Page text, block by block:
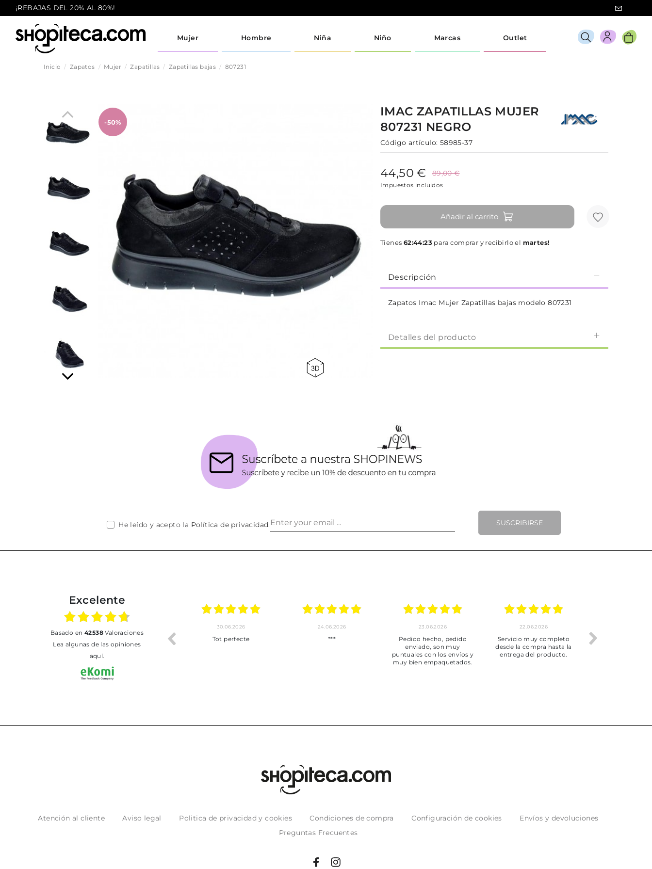
¡REBAJAS DEL 20% AL 80%!
Mujer Hombre Niña Niño Marcas Outlet
Inicio Zapatos Mujer Zapatillas Zapatillas bajas 807231
-50%
IMAC ZAPATILLAS MUJER
807231 NEGRO
Código artículo: 58985-37
44,50 € 89,00 €
Impuestos incluidos
Añadir al carrito
Tienes 62:44:23 para comprar y recibirlo el martes!
Descripción
Zapatos Imac Mujer Zapatillas bajas modelo 807231
Detalles del producto
SUSCRIBIRSE
He leído y acepto la Política de privacidad.
Excelente
basado en 42538Valoraciones
Lea algunas de las opiniones
aquí.
30.06.2026
Tot perfecte
24.06.2026
***
23.06.2026
Pedido hecho, pedido
enviado, son muy
puntuales con los envíos y
muy bien empaquetados.
22.06.2026
Servicio muy completo
desde la compra hasta la
entrega del producto.
Atención al cliente Aviso legal Politica de privacidad y cookies Condiciones de compra Configuración de cookies
Envíos y devoluciones
Preguntas Frecuentes